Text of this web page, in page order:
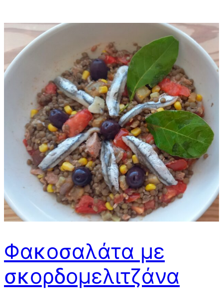
Φακοσαλάτα με
σκορδομελιτζάνα